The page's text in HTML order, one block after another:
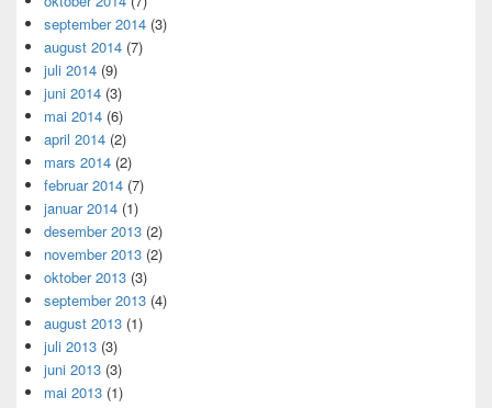
september 2014 (3)
august 2014 (7)
juli 2014 (9)
juni 2014 (3)
mai 2014 (6)
april 2014 (2)
mars 2014 (2)
februar 2014 (7)
januar 2014 (1)
desember 2013 (2)
november 2013 (2)
oktober 2013 (3)
september 2013 (4)
august 2013 (1)
juli 2013 (3)
juni 2013 (3)
mai 2013 (1)